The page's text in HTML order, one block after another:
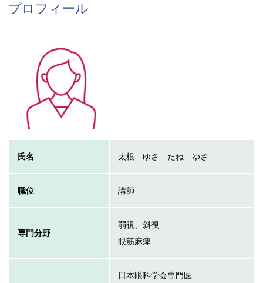
プロフィール
氏名 太根 ゆさ たね ゆさ
職位 講師
専門分野
弱視、斜視
眼筋麻痺
日本眼科学会専門医